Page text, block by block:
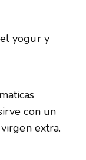
yogur y
con un
extra.